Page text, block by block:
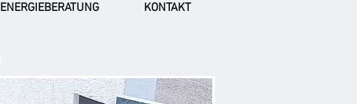
ENERGIEBERATUNG KONTAKT